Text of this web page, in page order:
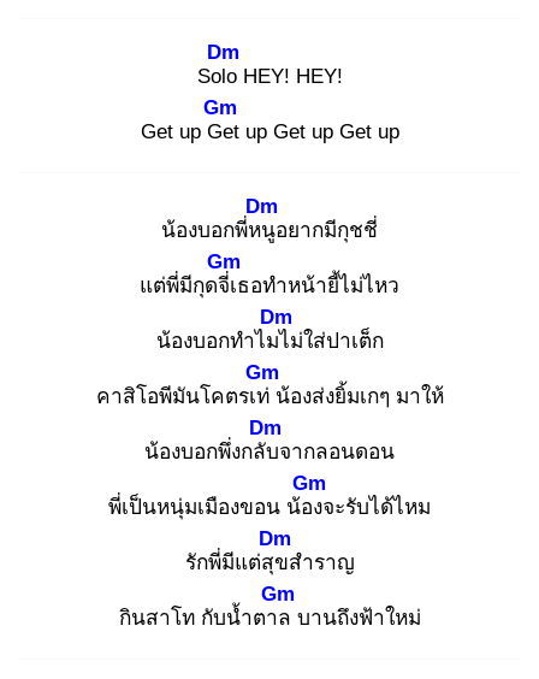
Solo
Dm
HEY! HEY!
Get up Ge
Gm
t up Get up Get up
น้องบอกพี่หนู
Dm
อยากมีกุชชี่
แต่พี่มีกุดจี่เ
Gm
ธอทำหน้ายี้ไม่ไหว
น้องบอกทำไมไ
Dm
ม่ใส่ปาเต็ก
คาสิโอพีมันโคตรเท่
Gm
น้องส่งยิ้มเกๆ มาให้
น้องบอกพึ่งกลับ
Dm
จากลอนดอน
พี่เป็นหนุ่มเมืองขอน น้อง
Gm
จะรับได้ไหม
รักพี่มีแต่สุข
Dm
สำราญ
กินสาโท กับน้ำตาล
Gm
บานถึงฟ้าใหม่